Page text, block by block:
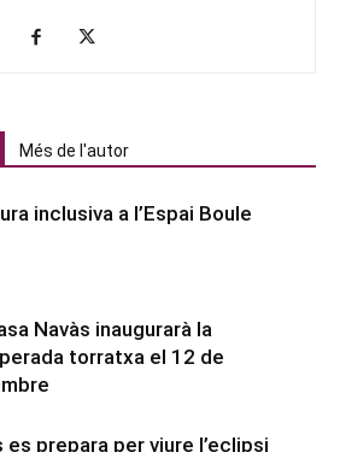
Més de l'autor
inclusiva a l’Espai Boule
Navàs inaugurarà la
torratxa el 12 de
es prepara per viure l’eclipsi